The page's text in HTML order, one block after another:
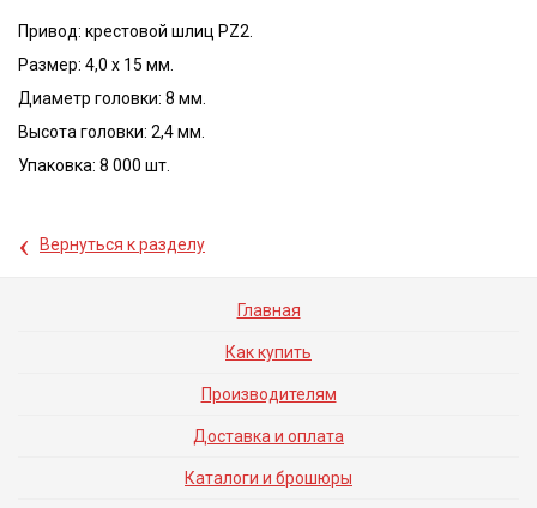
Привод: крестовой шлиц PZ2.
Размер: 4,0 x 15 мм.
Диаметр головки: 8 мм.
Высота головки: 2,4 мм.
Упаковка: 8 000 шт.
‹ Вернуться к разделу
Главная
Как купить
Производителям
Доставка и оплата
Каталоги и брошюры